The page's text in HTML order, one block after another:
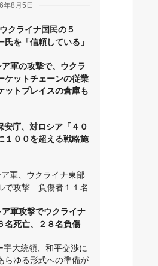
年8月5日
ウクライナ国民の５
氏を「信頼している」
ア軍の攻撃で、ウクラ
ケットチェーンの従業
トプレイスの倉庫も
安庁、対ロシア「４０
１００を超える戦略施
ア軍、ウクライナ東部
で攻撃 負傷者１１名
ア軍攻撃でウクライナ
名死亡、２８名負傷
宇大統領、和平交渉に
らゆる形式への準備が